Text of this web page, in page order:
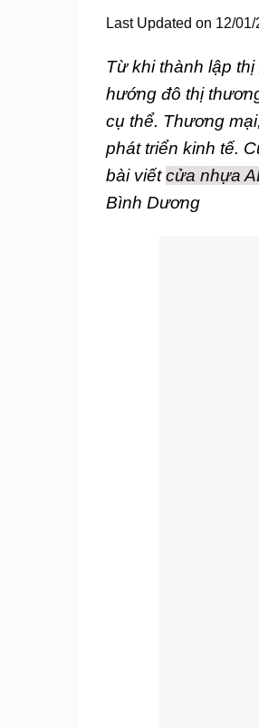
Last Updated on 12/
Từ khi thành lập
hướng đô thị
cụ thể. Thương
phát triển kinh tế.
bài viếtcửa nhựa
Bình Dương